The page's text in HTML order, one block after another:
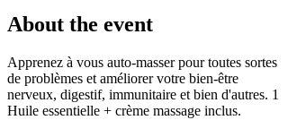
About the event
Apprenez à vous auto-masser pour toutes sortes
de problèmes et améliorer votre bien-être
nerveux, digestif, immunitaire et bien d'autres. 1
Huile essentielle + crème massage inclus.